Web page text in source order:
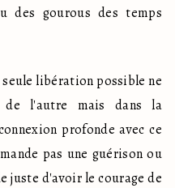
des gourous des temps
libération possible ne
l'autre mais dans la
profonde avec ce
pas une guérison ou
juste d'avoir le courage de